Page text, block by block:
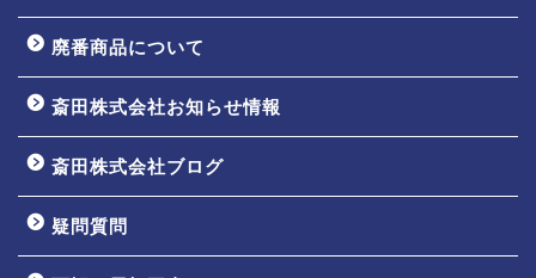
廃番商品について
斎田株式会社お知らせ情報
斎田株式会社ブログ
疑問質問
ホーム